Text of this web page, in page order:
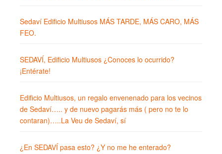
Sedaví Edificio Multiusos MÁS TARDE, MÁS CARO, MÁS
FEO.
SEDAVÍ, Edificio Multiusos ¿Conoces lo ocurrido?
¡Entérate!
Edificio Multiusos, un regalo envenenado para los vecinos
de Sedaví….. y de nuevo pagarás más ( pero no te lo
contaran)…..La Veu de Sedaví, sí
¿En SEDAVÍ pasa esto? ¿Y no me he enterado?